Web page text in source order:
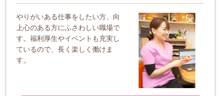
やりがいある仕事をしたい方、向
上心のある方にふさわしい職場で
す。福利厚生やイベントも充実し
ているので、長く楽しく働けま
す。